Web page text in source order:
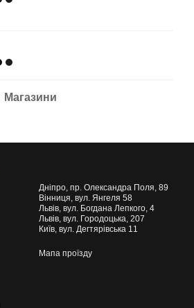
Магазини
Дніпро, пр. Олександра Поля, 89
Вінниця, вул. Янгеля 58
Львів, вул. Богдана Лепкого, 4
Львів, вул. Городоцька, 207
Київ, вул. Дегтярівська 11
Мапа проїзду